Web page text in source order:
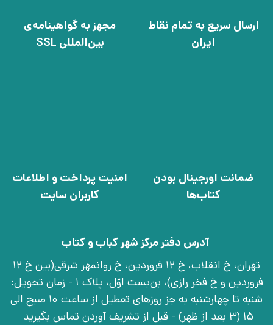
ارسال سریع به تمام نقاط
ایران
مجهز به گواهینامه‌ی
بین‌المللی SSL
ضمانت اورجینال بودن
کتاب‌ها
امنیت پرداخت و اطلاعات
کاربران سایت
آدرس دفتر مرکز شهر کباب و کتاب
تهران، خ انقلاب، خ 12 فروردین، خ روانمهر شرقی(بین خ 12
فروردین و خ فخر رازی)، بن‌بست اوّل، پلاک 1 - زمان تحویل:
شنبه تا چهارشنبه به جز روزهای تعطیل از ساعت 10 صبح الی
15 (3 بعد از ظهر) - قبل از تشریف آوردن تماس بگیرید